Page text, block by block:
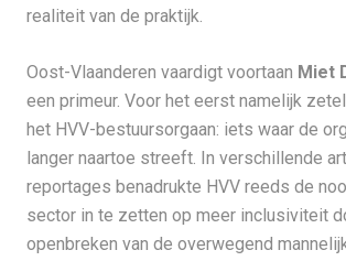
realiteit van de praktijk.
Oost-Vlaanderen vaardigt voortaan Miet
een primeur. Voor het eerst namelijk
het HVV-bestuursorgaan: iets waar de
langer naartoe streeft. In verschillende
reportages benadrukte HVV reeds de
sector in te zetten op meer inclusiviteit
openbreken van de overwegend